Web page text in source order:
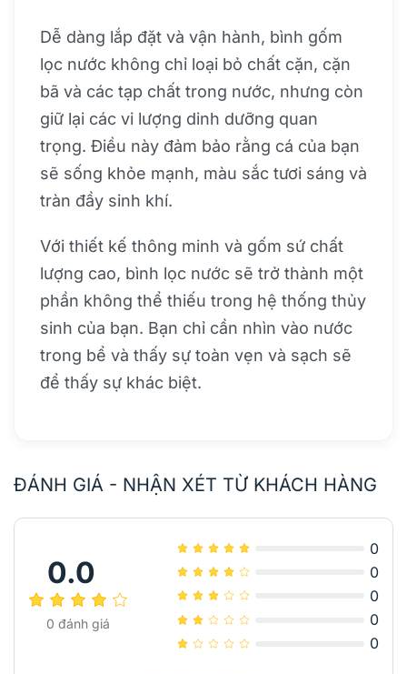
Dễ dàng lắp đặt và vận hành, bình gốm
lọc nước không chỉ loại bỏ chất cặn, cặn
bã và các tạp chất trong nước, nhưng còn
giữ lại các vi lượng dinh dưỡng quan
trọng. Điều này đảm bảo rằng cá của bạn
sẽ sống khỏe mạnh, màu sắc tươi sáng và
tràn đầy sinh khí.
Với thiết kế thông minh và gốm sứ chất
lượng cao, bình lọc nước sẽ trở thành một
phần không thể thiếu trong hệ thống thủy
sinh của bạn. Bạn chỉ cần nhìn vào nước
trong bể và thấy sự toàn vẹn và sạch sẽ
để thấy sự khác biệt.
ĐÁNH GIÁ - NHẬN XÉT TỪ KHÁCH HÀNG
0.0
0 đánh giá
0
0
0
0
0